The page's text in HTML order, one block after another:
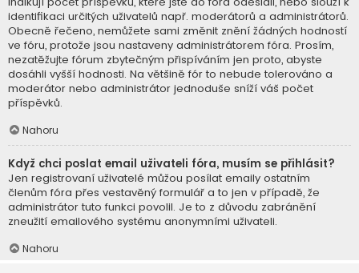
identifikaci určitých uživatelů např. moderátorů a administrátorů.
Obecně řečeno, nemůžete sami změnit znění žádných hodností
ve fóru, protože jsou nastaveny administrátorem fóra. Prosím,
nezatěžujte fórum zbytečným přispíváním jen proto, abyste
dosáhli vyšší hodnosti. Na většině fór to nebude tolerováno a
moderátor nebo administrátor jednoduše sníží váš počet
příspěvků.
Nahoru
Když chci poslat email uživateli fóra, musím se přihlásit?
Jen registrovaní uživatelé můžou posílat emaily ostatním
členům fóra přes vestavěný formulář a to jen v případě, že
administrátor tuto funkci povolil. Je to z důvodu zabránění
zneužití emailového systému anonymními uživateli.
Nahoru